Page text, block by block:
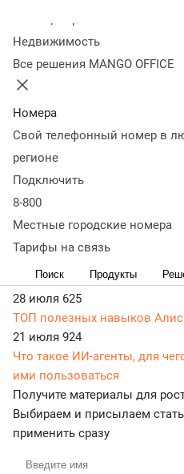
Недвижимость
Все решения MANGO OFFICE
Номера
Свой телефонный номер в
регионе
Подключить
8-800
Местные городские номера
Тарифы на связь
Поиск Продукты
Статьи, обзоры, ТОПы, идеи
бизнеса в разделе Бизнес-
живая и понятная
22 июля 2025
Новый закон о
26 февраля 2025
Как организовать и провести
27 августа 2021
Как организовать в офисе
организации, оборудование,
04 августа
исправляем вместе с MANGO
28 июля 625
ТОП полезных навыков
21 июля 924
Что такое ИИ-агенты, для
ими пользоваться
Получите материалы для
Выбираем и присылаем
применить сразу